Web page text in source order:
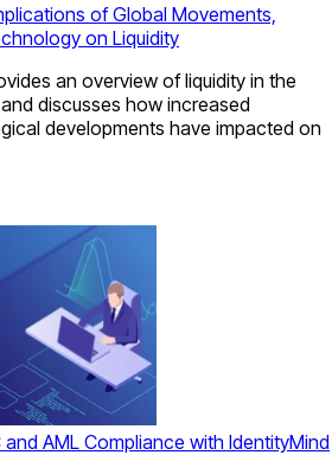
of Global Movements,
on Liquidity
an overview of liquidity in the
discusses how increased
developments have impacted on
and AML Compliance with IdentityMind